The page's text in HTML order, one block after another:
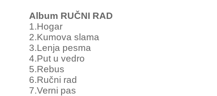
Album RUČNI RAD
1.Hogar
2.Kumova slama
3.Lenja pesma
4.Put u vedro
5.Rebus
6.Ručni rad
7.Verni pas